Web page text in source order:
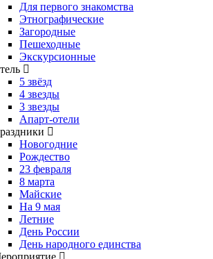
Для первого знакомства
Этнографические
Загородные
Пешеходные
Экскурсионные
5 звёзд
4 звезды
3 звезды
Апарт-отели
Новогодние
Рождество
23 февраля
8 марта
Майские
На 9 мая
Летние
День России
День народного единства